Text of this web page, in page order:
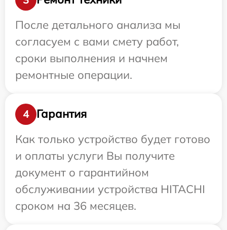
После детального анализа мы
согласуем с вами смету работ,
сроки выполнения и начнем
ремонтные операции.
4
Гарантия
Как только устройство будет готово
и оплаты услуги Вы получите
документ о гарантийном
обслуживании устройства HITACHI
сроком на 36 месяцев.